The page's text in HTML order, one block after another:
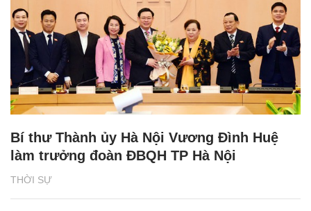
THỜI SỰ
Bí thư Thành ủy Hà Nội Vương Đình Huệ
làm trưởng đoàn ĐBQH TP Hà Nội